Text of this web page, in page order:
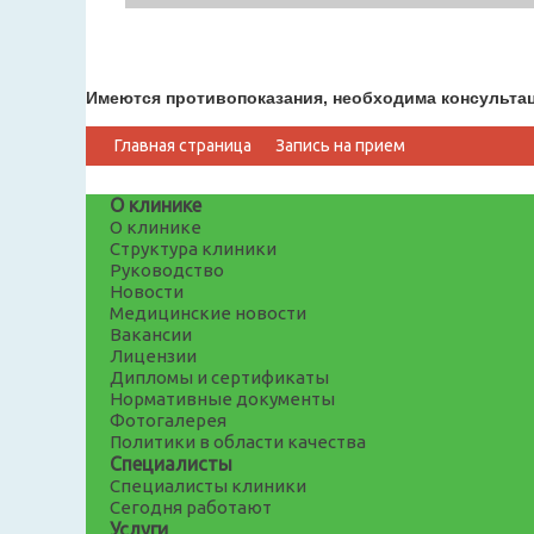
Имеются противопоказания, необходима
Главная страница Запись на прием
О клинике
О клинике
Структура клиники
Руководство
Новости
Медицинские новости
Вакансии
Лицензии
Дипломы и сертификаты
Нормативные документы
Фотогалерея
Политики в области качества
Специалисты
Специалисты клиники
Сегодня работают
Услуги